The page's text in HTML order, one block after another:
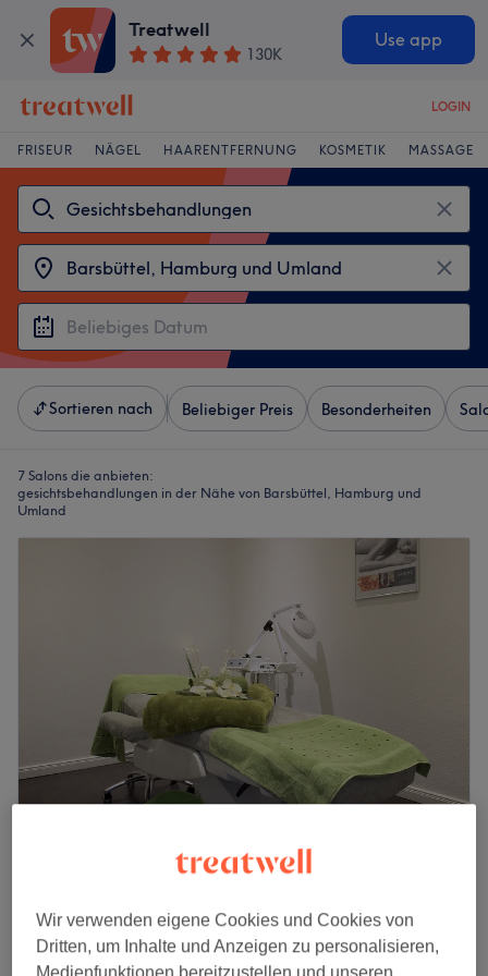
Treatwell
130K
Use app
LOGIN
FRISEUR NÄGEL HAARENTFERNUNG KOSMETIK MASSAGE
Sortieren nach Beliebiger Preis Besonderheiten
7 Salons die anbieten:
gesichtsbehandlungen in der Nähe von Barsbüttel, Hamburg und
Umland
640 Bewertungen
Gesichtsbehandlung - Basis
1 Std.
65 €
Wir verwenden eigene Cookies und Cookies von
Dritten, um Inhalte und Anzeigen zu personalisieren,